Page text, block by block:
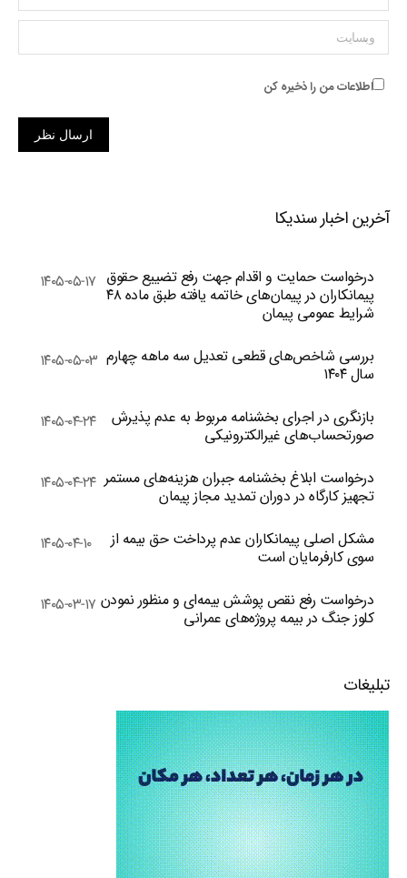
وبسایت
اطلاعات من را ذخیره کن
ارسال نظر
آخرین اخبار سندیکا
درخواست حمایت و اقدام جهت رفع تضییع حقوق
پیمانکاران در پیمان‌های خاتمه یافته طبق ماده ۴۸
شرایط عمومی پیمان
۱۴۰۵-۰۵-۱۷
بررسی شاخص‌های قطعی تعدیل سه ماهه چهارم
سال ۱۴۰۴
۱۴۰۵-۰۵-۰۳
بازنگری در اجرای بخشنامه مربوط به عدم پذیرش
صورتحساب‌های غیرالکترونیکی
۱۴۰۵-۰۴-۲۴
درخواست ابلاغ بخشنامه جبران هزینه‌های مستمر
تجهیز کارگاه در دوران تمدید مجاز پیمان
۱۴۰۵-۰۴-۲۴
مشکل اصلی پیمانکاران عدم پرداخت حق بیمه از
سوی کارفرمایان است
۱۴۰۵-۰۴-۱۰
درخواست رفع نقص پوشش بیمه‌ای و منظور نمودن
کلوز جنگ در بیمه پروژه‌های عمرانی
۱۴۰۵-۰۳-۱۷
تبلیغات